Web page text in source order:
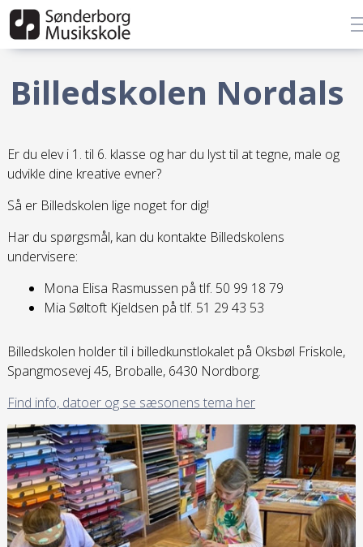
Billedskolen Nordals
Er du elev i 1. til 6. klasse og har du lyst til at tegne, male og
udvikle dine kreative evner?
Så er Billedskolen lige noget for dig!
Har du spørgsmål, kan du kontakte Billedskolens
undervisere:
Mona Elisa Rasmussen på tlf. 50 99 18 79
Mia Søltoft Kjeldsen på tlf. 51 29 43 53
Billedskolen holder til i billedkunstlokalet på Oksbøl Friskole,
Spangmosevej 45, Broballe, 6430 Nordborg.
Find info, datoer og se sæsonens tema her